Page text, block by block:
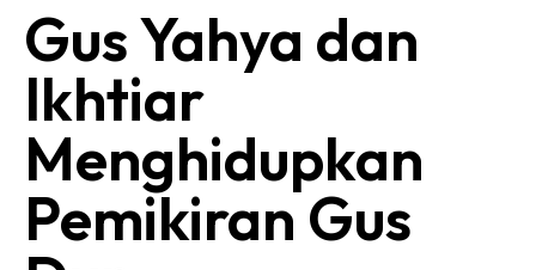
Gus Yahya dan
Ikhtiar
Menghidupkan
Pemikiran Gus